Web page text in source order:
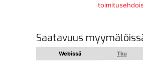
Saatavuus
Webissä Tku